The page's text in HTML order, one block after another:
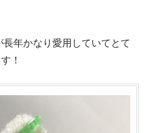
年かなり愛用していてとて
！